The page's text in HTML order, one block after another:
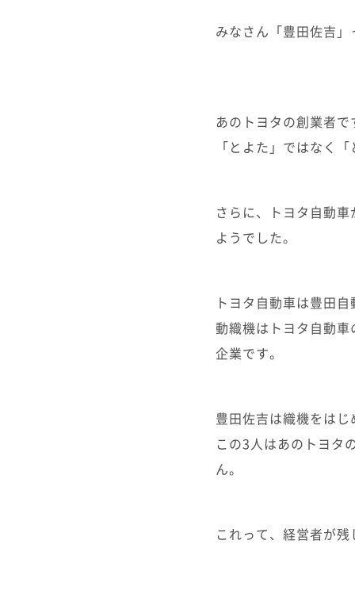
みなさん「豊田佐吉
あのトヨタの創業者
「とよた」ではなく
さらに、トヨタ自動
ようでした。
トヨタ自動車は豊田
動織機はトヨタ自動
企業です。
豊田佐吉は織機をは
この3人はあのトヨタ
ん。
これって、経営者が